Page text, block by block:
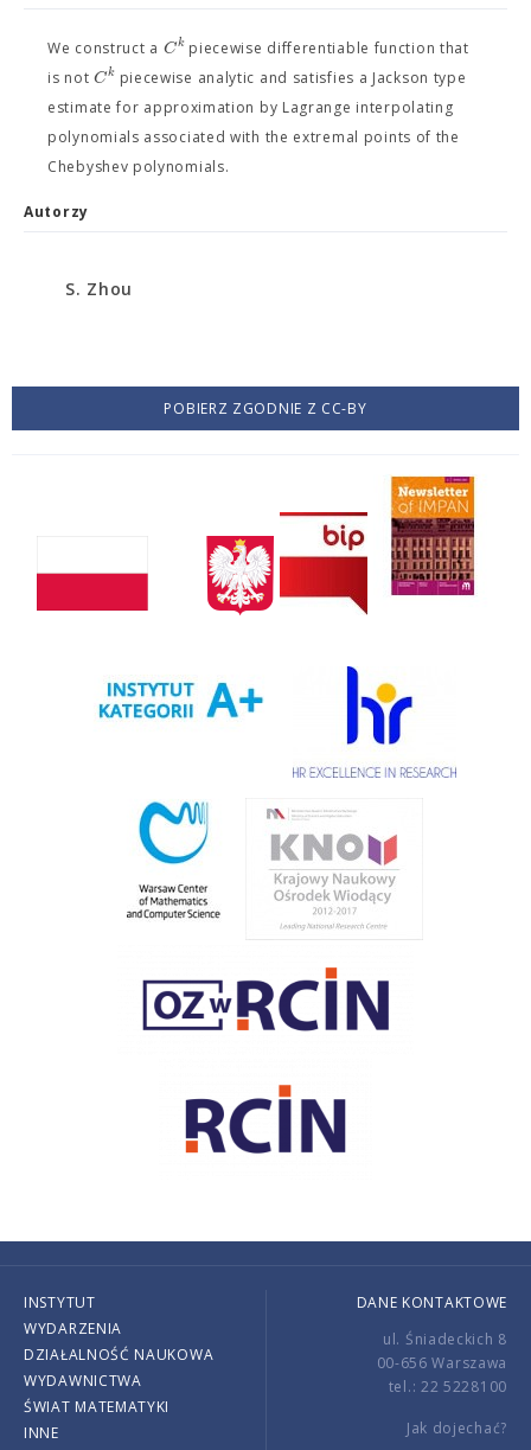
We construct a Ckpiecewise differentiable function that
is not Ckpiecewise analytic and satisfies a Jackson type
estimate for approximation by Lagrange interpolating
polynomials associated with the extremal points of the
Chebyshev polynomials.
Autorzy
S. Zhou
POBIERZ ZGODNIE Z CC-BY
INSTYTUT
WYDARZENIA
DZIAŁALNOŚĆ NAUKOWA
WYDAWNICTWA
ŚWIAT MATEMATYKI
INNE
DANE KONTAKTOWE
ul. Śniadeckich 8
00-656 Warszawa
tel.: 22 5228100
Jak dojechać?